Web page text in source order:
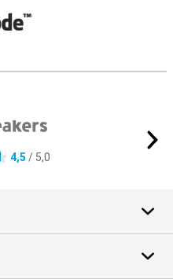
4,5 / 5,0